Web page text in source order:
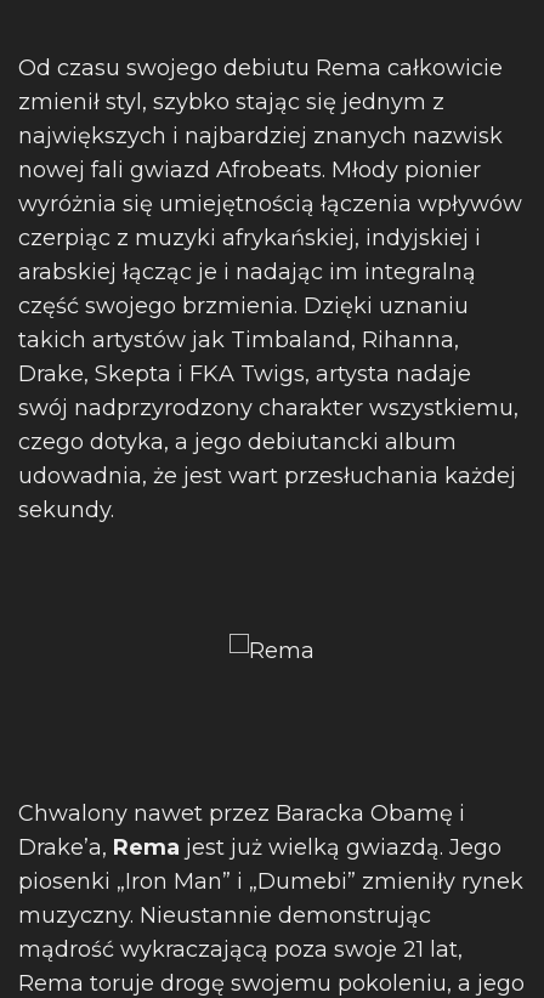
Od czasu swojego debiutu Rema całkowicie
zmienił styl, szybko stając się jednym z
największych i najbardziej znanych nazwisk
nowej fali gwiazd Afrobeats. Młody pionier
wyróżnia się umiejętnością łączenia wpływów
czerpiąc z muzyki afrykańskiej, indyjskiej i
arabskiej łącząc je i nadając im integralną
część swojego brzmienia. Dzięki uznaniu
takich artystów jak Timbaland, Rihanna,
Drake, Skepta i FKA Twigs, artysta nadaje
swój nadprzyrodzony charakter wszystkiemu,
czego dotyka, a jego debiutancki album
udowadnia, że jest wart przesłuchania każdej
sekundy.
Chwalony nawet przez Baracka Obamę i
Drake’a, Rema jest już wielką gwiazdą. Jego
piosenki „Iron Man” i „Dumebi” zmieniły rynek
muzyczny. Nieustannie demonstrując
mądrość wykraczającą poza swoje 21 lat,
Rema toruje drogę swojemu pokoleniu, a jego